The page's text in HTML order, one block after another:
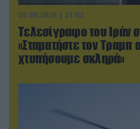
06.08.2026 | 21:02
Τελεσίγραφο του Ιράν
«Σταματήστε τον Τραμπ
χτυπήσουμε σκληρά»